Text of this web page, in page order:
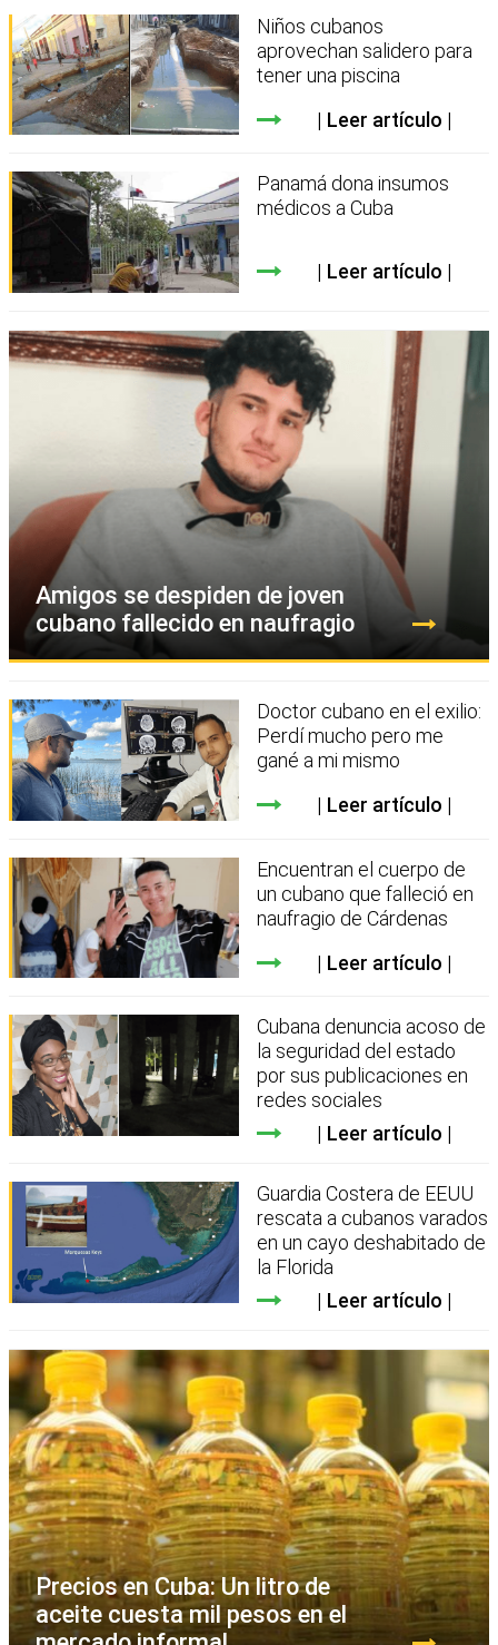
Niños cubanos
aprovechan salidero para
tener una piscina
Leer artículo
Panamá dona insumos
médicos a Cuba
Leer artículo
Amigos se despiden de joven
cubano fallecido en naufragio
Doctor cubano en el exilio:
Perdí mucho pero me
gané a mi mismo
Leer artículo
Encuentran el cuerpo de
un cubano que falleció en
naufragio de Cárdenas
Leer artículo
Cubana denuncia acoso de
la seguridad del estado
por sus publicaciones en
redes sociales
Leer artículo
Guardia Costera de EEUU
rescata a cubanos varados
en un cayo deshabitado de
la Florida
Leer artículo
Precios en Cuba: Un litro de
aceite cuesta mil pesos en el